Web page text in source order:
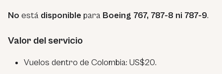
No está disponible para Boeing 767, 787-8 ni 787-9.
Valor del servicio
Vuelos dentro de Colombia: US$20.